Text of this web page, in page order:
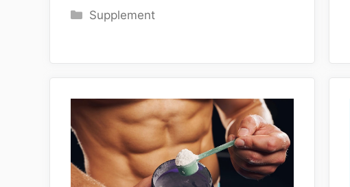
Kategoriler
Supplement